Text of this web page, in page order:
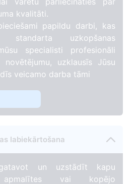
kvalitāti.
papildu darbi, kas
uzkopšanas
specialisti profesionāli
uzklausīs Jūsu
veicamo darba tāmi
labiekārtošana
un uzstādīt kapu
apmalītes vai kopējo